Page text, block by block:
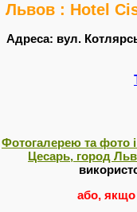
Львов : Hotel
Адреса: вул.
Фотогалерею та фото
Цесарь, город
або, якщо